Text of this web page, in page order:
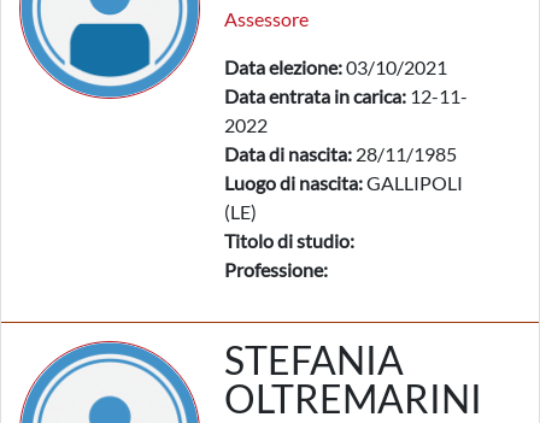
Assessore
Data elezione:03/10/2021
Data entrata in carica: 12-11-
2022
Data di nascita: 28/11/1985
Luogo di nascita:GALLIPOLI
(LE)
Titolo di studio:
Professione:
STEFANIA
OLTREMARINI